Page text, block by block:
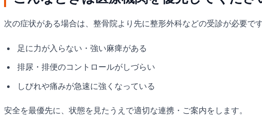
次の症状がある場合は、整骨院より先に整形外科などの受診が必要です
足に力が入らない・強い麻痺がある
排尿・排便のコントロールがしづらい
しびれや痛みが急速に強くなっている
安全を最優先に、状態を見たうえで適切な連携・ご案内をします。